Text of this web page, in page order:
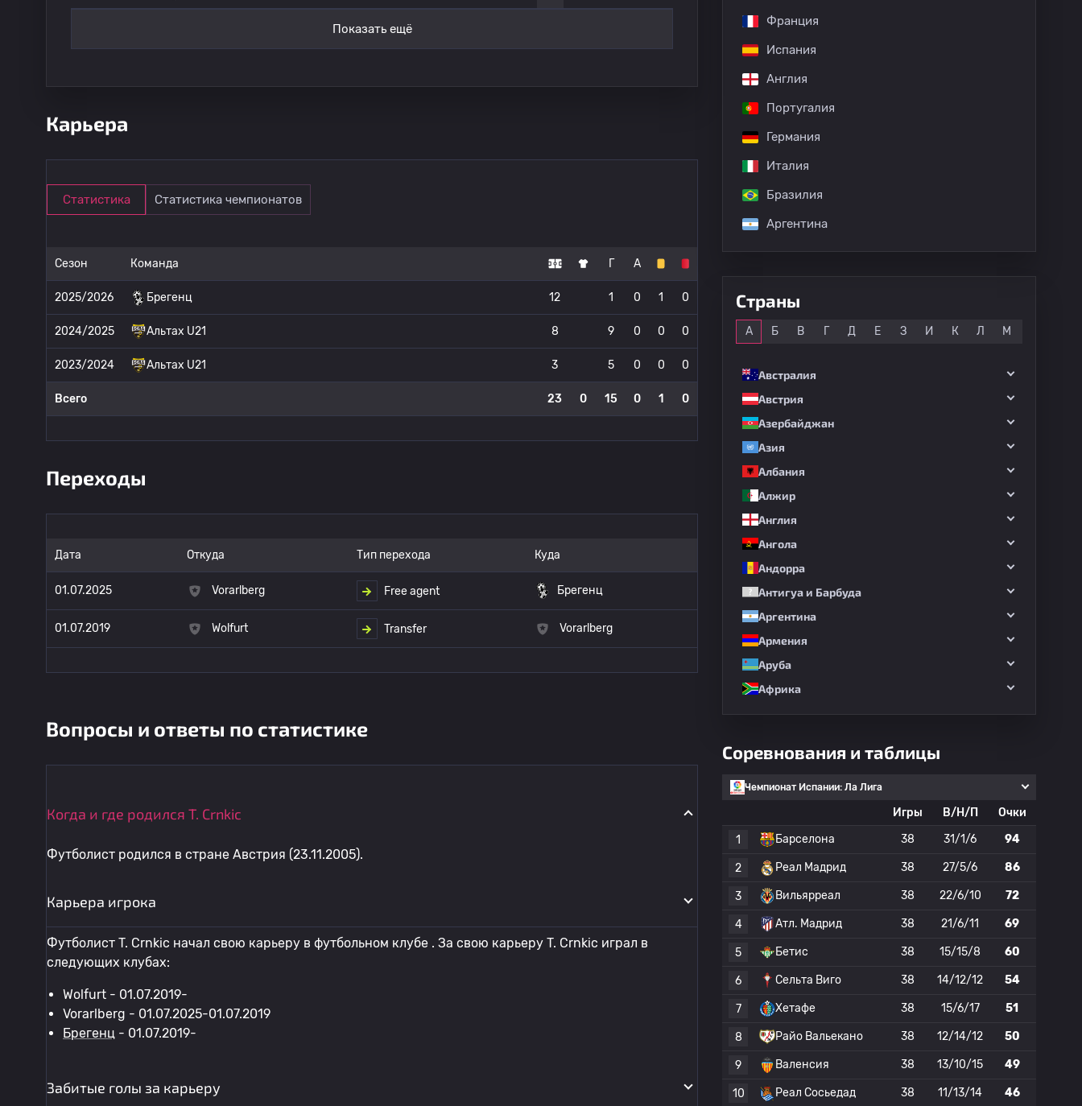
Показать ещё
Карьера
Статистика Статистика чемпионатов
Сезон Команда Г А
2025/2026 Брегенц 12 1 0 1 0
2024/2025 Альтах U21 8 9 0 0 0
2023/2024 Альтах U21 3 5 0 0 0
Всего 23 0 15 0 1 0
Переходы
Дата Откуда Тип перехода Куда
01.07.2025 Vorarlberg Free agent Брегенц
01.07.2019 Wolfurt Transfer Vorarlberg
Вопросы и ответы по статистике
Когда и где родился T. Crnkic
Футболист родился в стране Австрия (23.11.2005).
Карьера игрока
Футболист T. Crnkic начал свою карьеру в футбольном клубе . За свою карьеру T. Crnkic играл в
следующих клубах:
Wolfurt - 01.07.2019-
Vorarlberg - 01.07.2025-01.07.2019
Брегенц - 01.07.2019-
Забитые голы за карьеру
Франция
Испания
Англия
Португалия
Германия
Италия
Бразилия
Аргентина
Страны
А Б В Г Д Е З И К Л М
Австралия
Австрия
Азербайджан
Азия
Албания
Алжир
Англия
Ангола
Андорра
Антигуа и Барбуда
Аргентина
Армения
Аруба
Африка
Соревнования и таблицы
Чемпионат Испании: Ла Лига
Игры В/Н/П
Очки
1
Барселона 38 31/1/6 94
2 Реал Мадрид 38 27/5/6 86
3 Вильярреал 38 22/6/10 72
4 Атл. Мадрид 38 21/6/11 69
5 Бетис 38 15/15/8 60
6 Сельта Виго 38 14/12/12 54
7 Хетафе 38 15/6/17 51
8 Райо Вальекано 38 12/14/12 50
9 Валенсия 38 13/10/15 49
10 Реал Сосьедад 38 11/13/14 46